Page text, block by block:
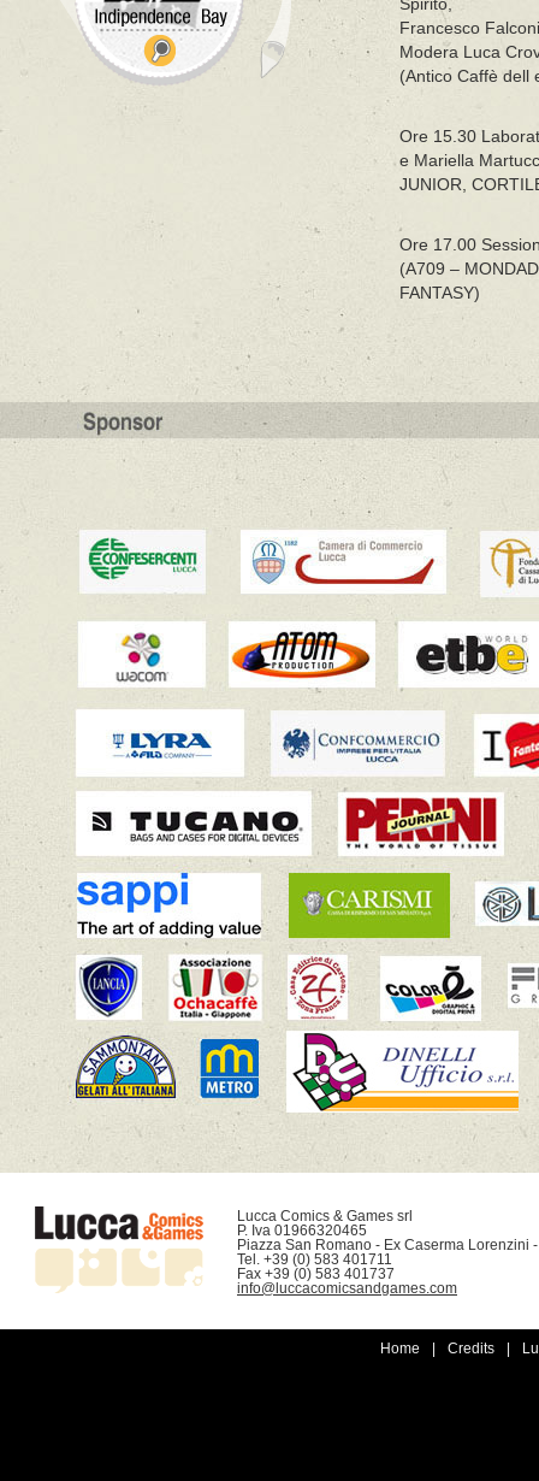
Spirito,
Francesco
Modera Luca
(Antico Caffè dell
Ore 15.30
e Mariella
JUNIOR,
Ore 17.00
(A709 –
FANTASY)
Lucca Comics & Games srl
P. Iva 01966320465
Piazza San Romano - Ex Caserma Lorenzini
Tel. +39 (0) 583 401711
info@luccacomicsandgames.com
Home Credits